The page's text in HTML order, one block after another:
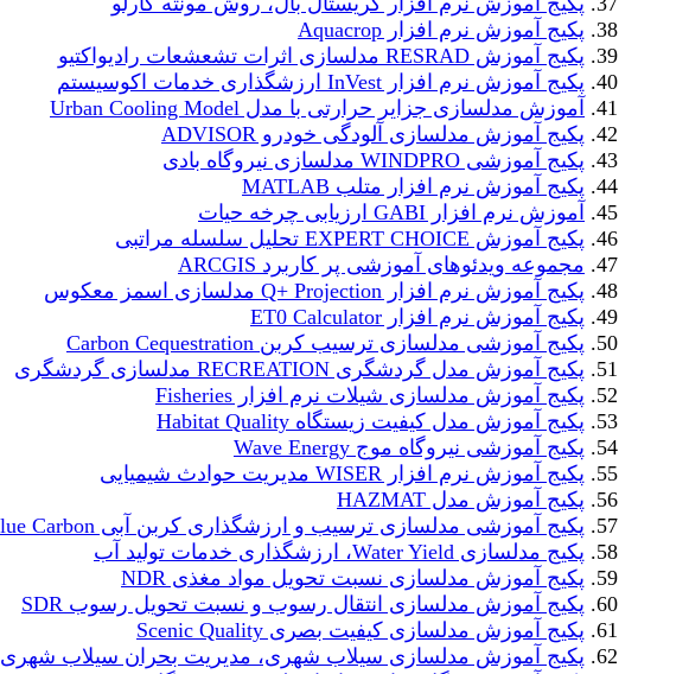
پکیج آموزش نرم افزار Aquacrop
پکیج آموزش RESRAD مدلسازی اثرات تشعشعات رادیواکتیو
پکیج آموزش نرم افزار InVest ارزشگذاری خدمات اکوسیستم
آموزش مدلسازی جزایر حرارتی با مدل Urban Cooling Model
پکیج آموزش مدلسازی آلودگی خودرو ADVISOR
پکیج آموزشی WINDPRO مدلسازی نیروگاه بادی
پکیج آموزش نرم افزار متلب MATLAB
آموزش نرم افزار GABI ارزیابی چرخه حیات
پکیج آموزش EXPERT CHOICE تحلیل سلسله مراتبی
مجموعه ویدئوهای آموزشی پر کاربرد ARCGIS
پکیج آموزش نرم افزار Q+ Projection مدلسازی اسمز معکوس
پکیج آموزش نرم افزار ET0 Calculator
پکیج آموزشی مدلسازی ترسیب کربن Carbon Cequestration
پکیج آموزش مدل گردشگری RECREATION مدلسازی گردشگری
پکیج آموزش مدلسازی شیلات نرم افزار Fisheries
پکیج آموزش مدل کیفیت زیستگاه Habitat Quality
پکیج آموزشی نیروگاه موج Wave Energy
پکیج آموزش نرم افزار WISER مدیریت حوادث شیمیایی
پکیج آموزش مدل HAZMAT
پکیج آموزشی مدلسازی ترسیب و ارزشگذاری کربن آبی Blue Carbon
پکیج مدلسازی Water Yield، ارزشگذاری خدمات تولید آب
پکیج آموزش مدلسازی نسبت تحویل مواد مغذی NDR
پکیج آموزش مدلسازی انتقال رسوب و نسبت تحویل رسوب SDR
پکیج آموزش مدلسازی کیفیت بصری Scenic Quality
پکیج آموزش مدلسازی سیلاب شهری، مدیریت بحران سیلاب شهری